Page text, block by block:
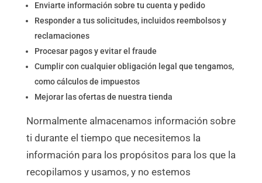
Enviarte información sobre tu cuenta y pedido
Responder a tus solicitudes, incluidos reembolsos y
reclamaciones
Procesar pagos y evitar el fraude
Cumplir con cualquier obligación legal que tengamos,
como cálculos de impuestos
Mejorar las ofertas de nuestra tienda
Normalmente almacenamos información sobre
ti durante el tiempo que necesitemos la
información para los propósitos para los que la
recopilamos y usamos, y no estemos